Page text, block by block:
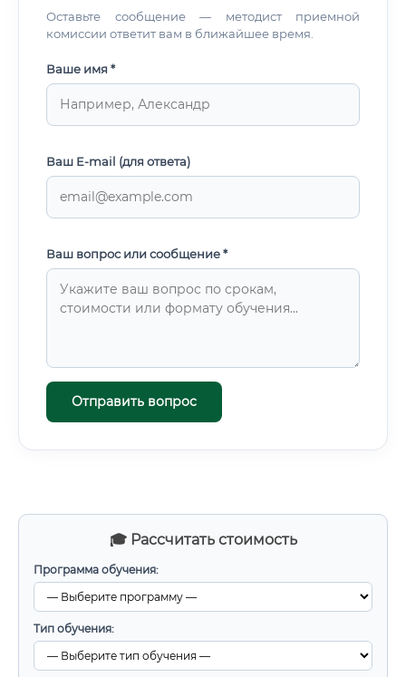
🎓 Рассчитать стоимость
Программа обучения:
Тип обучения:
Оставьте сообщение — методист приемной
комиссии ответит вам в ближайшее время.
Ваше имя *
Ваш E-mail (для ответа)
Ваш вопрос или сообщение *
Отправить вопрос